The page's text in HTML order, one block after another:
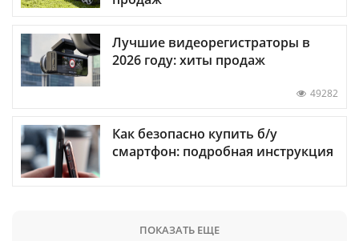
Лучшие видеорегистраторы в
2026 году: хиты продаж
49282
Как безопасно купить б/у
смартфон: подробная инструкция
ПОКАЗАТЬ ЕЩЕ